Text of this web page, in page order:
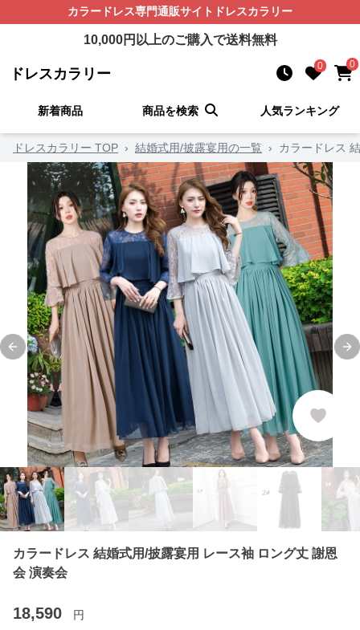
カラードレス専門通販サイト ドレスカラリー
10,000円以上のご購入で送料無料
ドレスカラリー 0 0
新着商品 商品を検索 人気ランキング
ドレスカラリー TOP › 結婚式用/披露宴用の一覧 › カラードレス
Previous slide
カラードレス 結婚式用/披露宴用 レース袖 ロング丈 謝恩
会 演奏会
18,590 円